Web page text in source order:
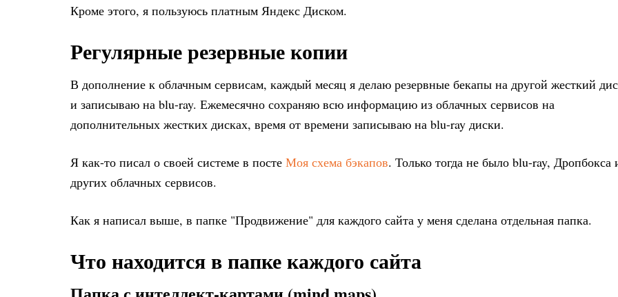
Кроме этого, я пользуюсь платным Яндекс Диском.
Регулярные резервные копии
В дополнение к облачным сервисам, каждый месяц я делаю резервные бекапы на другой жесткий
и записываю на blu-ray. Ежемесячно сохраняю всю информацию из облачных сервисов на
дополнительных жестких дисках, время от времени записываю на blu-ray диски.
Я как-то писал о своей системе в посте Моя схема бэкапов. Только тогда не было blu-ray, Дропбокса
других облачных сервисов.
Как я написал выше, в папке "Продвижение" для каждого сайта у меня сделана отдельная папка.
Что находится в папке каждого сайта